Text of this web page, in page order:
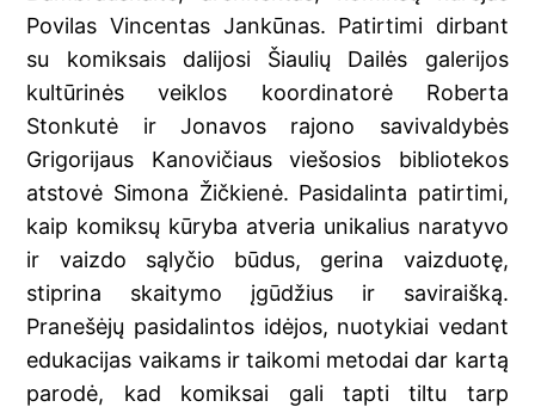
Povilas Vincentas Jankūnas. Patirtimi dirbant
su komiksais dalijosi Šiaulių Dailės galerijos
kultūrinės veiklos koordinatorė Roberta
Stonkutė ir Jonavos rajono savivaldybės
Grigorijaus Kanovičiaus viešosios bibliotekos
atstovė Simona Žičkienė. Pasidalinta patirtimi,
kaip komiksų kūryba atveria unikalius naratyvo
ir vaizdo sąlyčio būdus, gerina vaizduotę,
stiprina skaitymo įgūdžius ir saviraišką.
Pranešėjų pasidalintos idėjos, nuotykiai vedant
edukacijas vaikams ir taikomi metodai dar kartą
parodė, kad komiksai gali tapti tiltu tarp